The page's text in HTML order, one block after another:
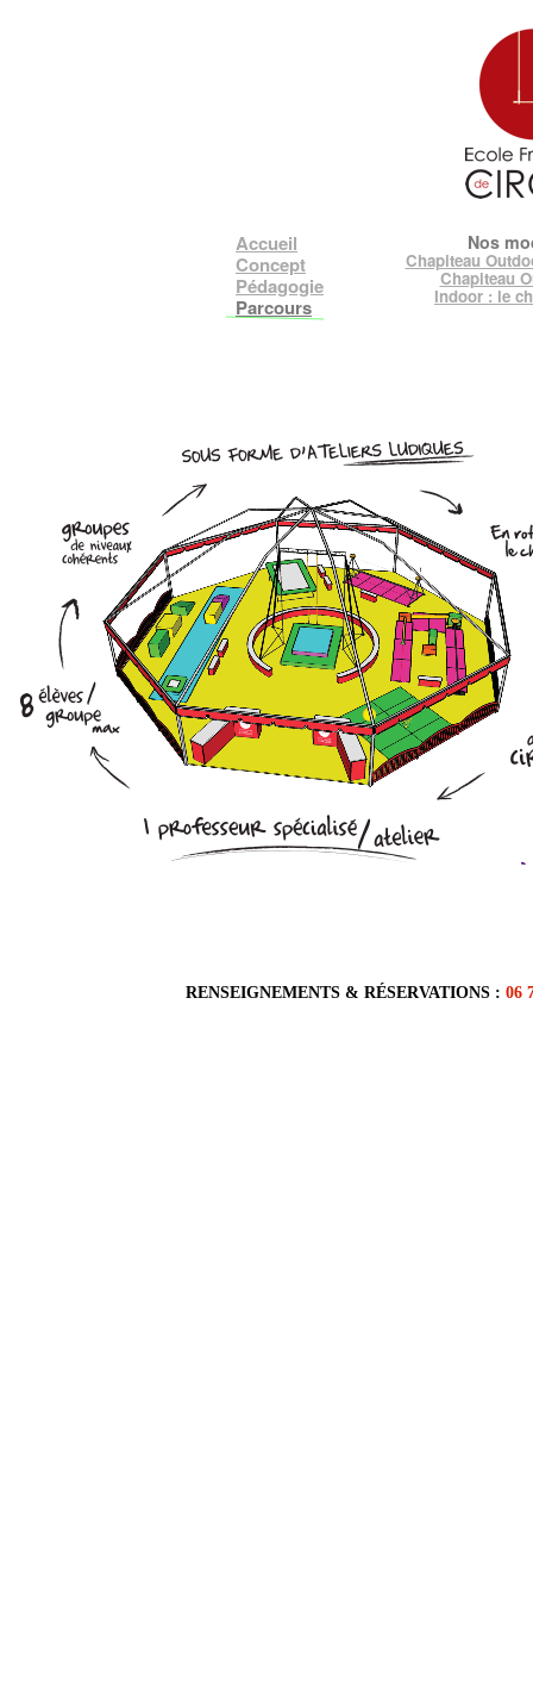
Accueil
Concept
Pédagogie
Parcours
Nos
Chapiteau
Chapiteau
Indoor : le
RENSEIGNEMENTS & RÉSERVATIONS : 06